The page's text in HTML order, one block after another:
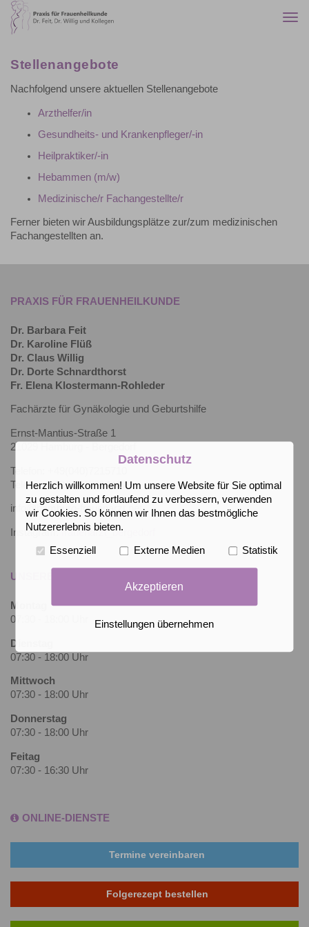
Stellenangebote
Nachfolgend unsere aktuellen Stellenangebote
Arzthelfer/in
Gesundheits- und Krankenpfleger/-in
Heilpraktiker/-in
Hebammen (m/w)
Medizinische/r Fachangestellte/r
Ferner bieten wir Ausbildungsplätze zur/zum medizinischen
Fachangestellten an.
PRAXIS FÜR FRAUENHEILKUNDE
Dr. Barbara Feit
Dr. Karoline Flüß
Dr. Claus Willig
Dr. Dorte Schnardthorst
Fr. Elena Klostermann-Rohleder
Fachärzte für Gynäkologie und Geburtshilfe
Ernst-Mantius-Straße 1
21029 Hamburg - Bergedorf
Telefon: +49(040)7215710
Telefax: +49(040)7214417
info@hamburg-frauenarzt.net
Instagram:frauenarzt_bergedorf
UNSERE SPRECHZEITEN
Montag
07:30 - 18:00 Uhr
Dienstag
07:30 - 18:00 Uhr
Mittwoch
07:30 - 18:00 Uhr
Donnerstag
07:30 - 18:00 Uhr
Feitag
07:30 - 16:30 Uhr
ONLINE-DIENSTE
Termine vereinbaren
Folgerezept bestellen
Datenschutz
Herzlich willkommen! Um unsere Website für Sie optimal
zu gestalten und fortlaufend zu verbessern, verwenden
wir Cookies. So können wir Ihnen das bestmögliche
Nutzererlebnis bieten.
Essenziell Externe Medien Statistik
Akzeptieren
Einstellungen übernehmen